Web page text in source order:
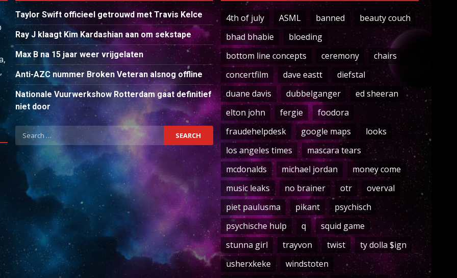
Taylor Swift officieel getrouwd met Travis Kelce
Ray J klaagt Kim Kardashian aan om sekstape
Max B na 15 jaar weer vrijgelaten
Anti-AZC nummer Broken Veteran alsnog offline
Nationale Vuurwerkshow Rotterdam gaat definitief
niet door
Search
for:
4th of july ASML banned
beauty couch
bhad bhabie
bloeding
bottom line concepts
ceremony
chairs
concertfilm
dave eastt
diefstal
duane davis
dubbelganger
ed sheeran
elton john
fergie
foodora
fraudehelpdesk
google maps
looks
los angeles times
mascara tears
mcdonalds
michael jordan
money come
music leaks
no brainer otr
overval
piet paulusma
pikant
psychisch
psychische hulp
q
squid game
stunna girl
trayvon twist
ty dolla $ign
usherxkeke
windstoten